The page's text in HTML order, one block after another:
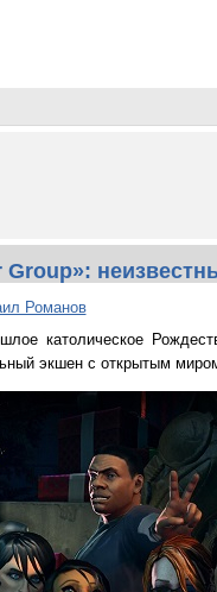
Group»:
Романов
католическое
экшен с открытым